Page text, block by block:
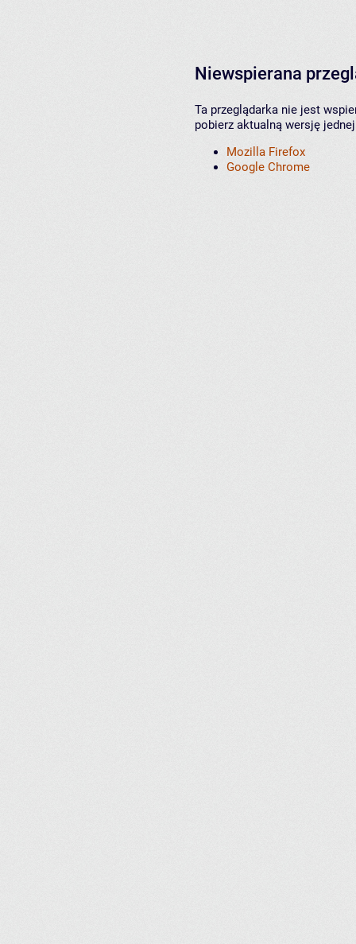
Niewspierana
Ta przeglądarka nie jest
pobierz aktualną wersję
Mozilla Firefox
Google Chrome